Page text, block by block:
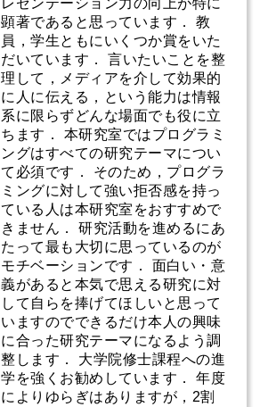
レゼンテーション力の向上が特に
顕著であると思っています． 教
員，学生ともにいくつか賞をいた
だいています． 言いたいことを整
理して，メディアを介して効果的
に人に伝える，という能力は情報
系に限らずどんな場面でも役に立
ちます． 本研究室ではプログラミ
ングはすべての研究テーマについ
て必須です． そのため，プログラ
ミングに対して強い拒否感を持っ
ている人は本研究室をおすすめで
きません． 研究活動を進めるにあ
たって最も大切に思っているのが
モチベーションです． 面白い・意
義があると本気で思える研究に対
して自らを捧げてほしいと思って
いますのでできるだけ本人の興味
に合った研究テーマになるよう調
整します． 大学院修士課程への進
学を強くお勧めしています． 年度
によりゆらぎはありますが，2割